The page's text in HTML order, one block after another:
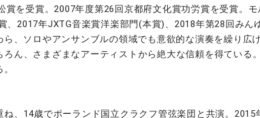
を受賞。2007年度第26回京都府文化賞功労賞を受賞。
2017年JXTG音楽賞洋楽部門(本賞)、2018年第28回みん
、ソロやアンサンブルの領域でも意欲的な演奏を繰り広
ん、さまざまなアーティストから絶大な信頼を得ている
、14歳でポーランド国立クラクフ管弦楽団と共演。